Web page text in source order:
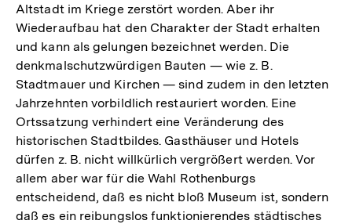
Altstadt im Kriege zerstört worden. Aber ihr
Wiederaufbau hat den Charakter der Stadt erhalten
und kann als gelungen bezeichnet werden. Die
denkmalschutzwürdigen Bauten — wie z. B.
Stadtmauer und Kirchen — sind zudem in den letzten
Jahrzehnten vorbildlich restauriert worden. Eine
Ortssatzung verhindert eine Veränderung des
historischen Stadtbildes. Gasthäuser und Hotels
dürfen z. B. nicht willkürlich vergrößert werden. Vor
allem aber war für die Wahl Rothenburgs
entscheidend, daß es nicht bloß Museum ist, sondern
daß es ein reibungslos funktionierendes städtisches